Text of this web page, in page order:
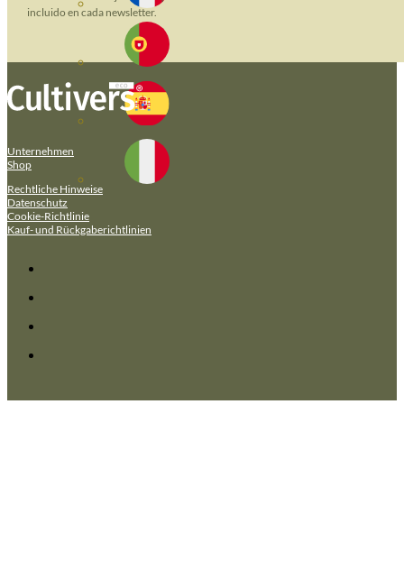
incluido en cada newsletter.
Unternehmen
Shop
Rechtliche Hinweise
Datenschutz
Cookie-Richtlinie
Kauf- und Rückgaberichtlinien